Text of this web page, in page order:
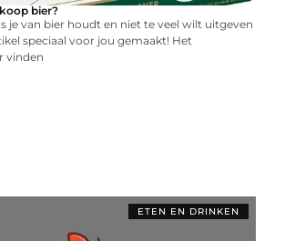
bier?
je van bier houdt en niet te veel wilt uitgeven
speciaal voor jou gemaakt! Het
vinden
ETEN EN DRINKEN